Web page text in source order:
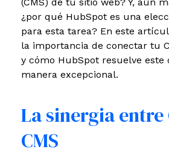
¿por qué HubSpot es una
para esta tarea? En este
la importancia de conectar tu
y cómo HubSpot resuelve este
manera excepcional.
La sinergia entre
CMS